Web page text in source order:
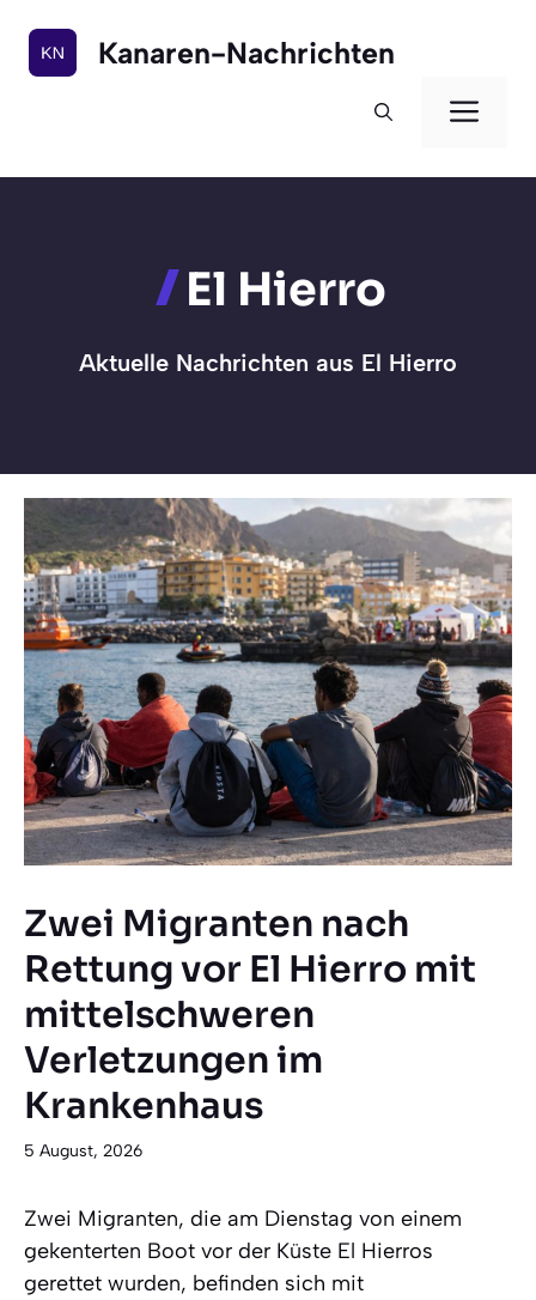
Inhalt
springen
Kanaren-Nachrichten
El Hierro
Aktuelle Nachrichten aus El Hierro
Zwei Migranten nach
Rettung vor El Hierro mit
mittelschweren
Verletzungen im
Krankenhaus
5 August, 2026
Zwei Migranten, die am Dienstag von einem
gekenterten Boot vor der Küste El Hierros
gerettet wurden, befinden sich mit